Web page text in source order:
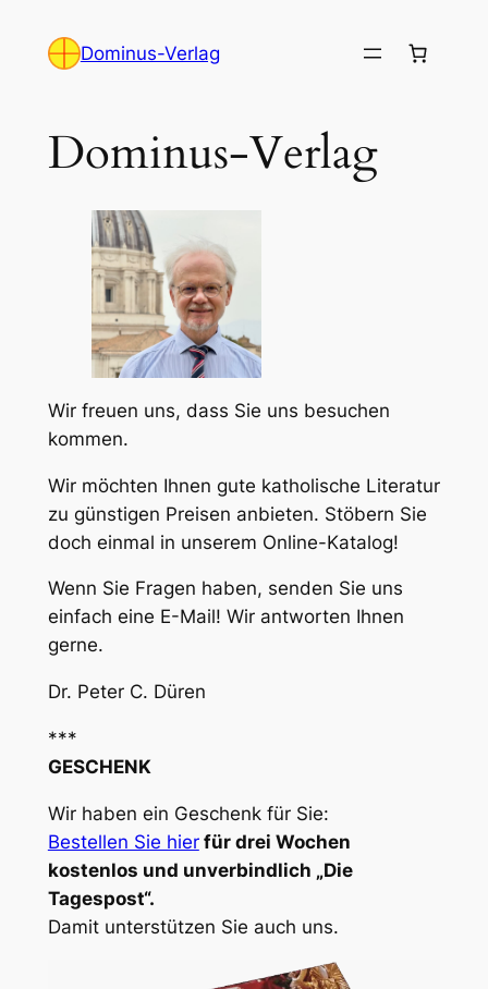
Inhalt
Dominus-Verlag
Dominus-Verlag
Wir freuen uns, dass Sie uns besuchen
kommen.
Wir möchten Ihnen gute katholische Literatur
zu günstigen Preisen anbieten. Stöbern Sie
doch einmal in unserem Online-Katalog!
Wenn Sie Fragen haben, senden Sie uns
einfach eine E-Mail! Wir antworten Ihnen
gerne.
Dr. Peter C. Düren
***
GESCHENK
Wir haben ein Geschenk für Sie:
Bestellen Sie hier für drei Wochen
kostenlos und unverbindlich „Die
Tagespost“.
Damit unterstützen Sie auch uns.